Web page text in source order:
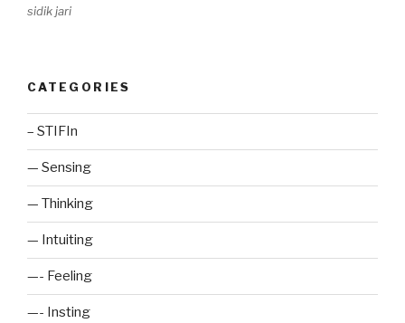
sidik jari
CATEGORIES
– STIFIn
— Sensing
— Thinking
— Intuiting
—- Feeling
—- Insting